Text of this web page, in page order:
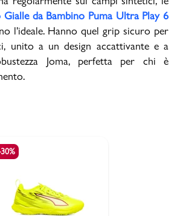
Gialle da Bambino Puma Ultra Play 6
l'ideale. Hanno quel grip sicuro per
unito a un design accattivante e a
Joma, perfetta per chi è